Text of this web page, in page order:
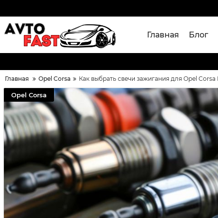
Главная Блог
Главная Opel Corsa Как выбрать свечи зажигания для Opel Corsa
Opel Corsa